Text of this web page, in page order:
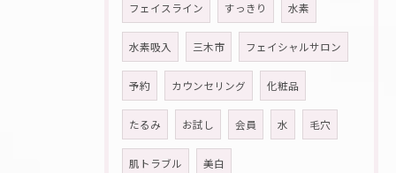
フェイスライン すっきり 水素
水素吸入 三木市 フェイシャルサロン
予約 カウンセリング 化粧品
たるみ お試し 会員 水 毛穴
肌トラブル 美白